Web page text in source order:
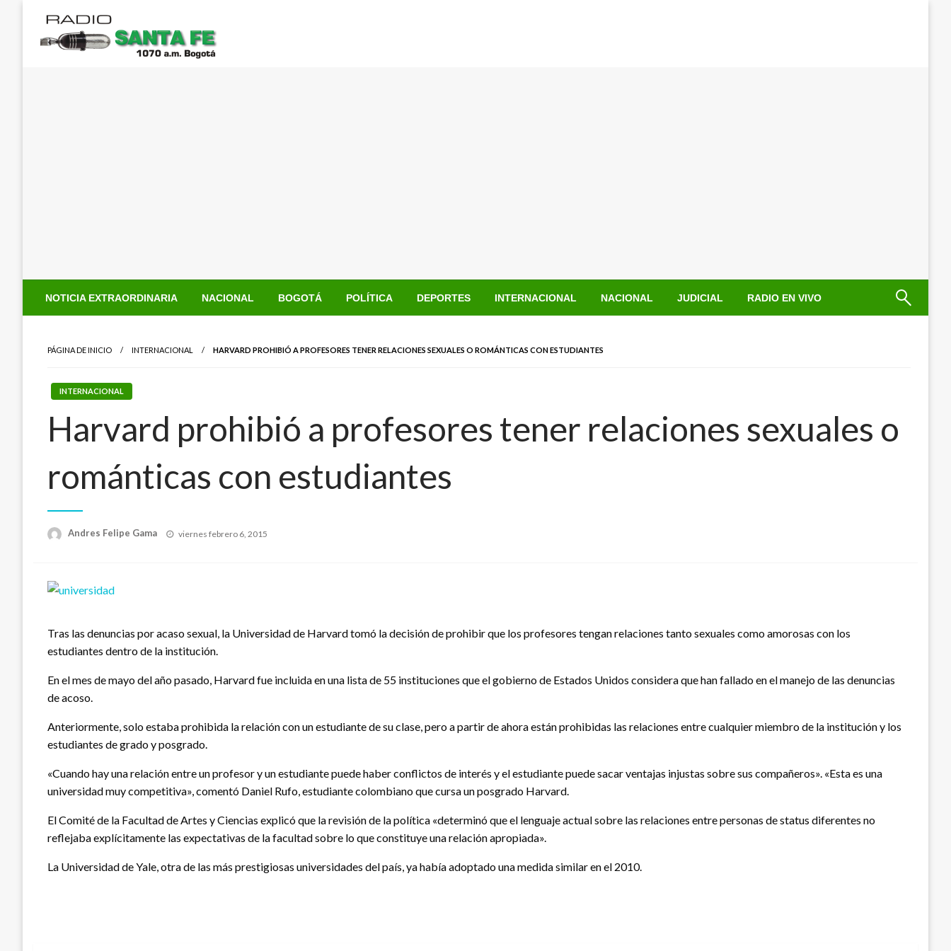
contenido
NOTICIA EXTRAORDINARIA NACIONAL BOGOTÁ POLÍTICA DEPORTES INTERNACIONAL NACIONAL JUDICIAL RADIO EN VIVO
PÁGINA DE INICIO INTERNACIONAL HARVARD PROHIBIÓ A PROFESORES TENER RELACIONES SEXUALES O ROMÁNTICAS CON ESTUDIANTES
INTERNACIONAL
Harvard prohibió a profesores tener relaciones sexuales o
románticas con estudiantes
Andres Felipe Gama
Publicado
viernes febrero 6, 2015
Tras las denuncias por acaso sexual, la Universidad de Harvard tomó la decisión de prohibir que los profesores tengan relaciones tanto sexuales como amorosas con los
estudiantes dentro de la institución.
En el mes de mayo del año pasado, Harvard fue incluida en una lista de 55 instituciones que el gobierno de Estados Unidos considera que han fallado en el manejo de las denuncias
de acoso.
Anteriormente, solo estaba prohibida la relación con un estudiante de su clase, pero a partir de ahora están prohibidas las relaciones entre cualquier miembro de la institución y los
estudiantes de grado y posgrado.
«Cuando hay una relación entre un profesor y un estudiante puede haber conflictos de interés y el estudiante puede sacar ventajas injustas sobre sus compañeros». «Esta es una
universidad muy competitiva», comentó Daniel Rufo, estudiante colombiano que cursa un posgrado Harvard.
El Comité de la Facultad de Artes y Ciencias explicó que la revisión de la política «determinó que el lenguaje actual sobre las relaciones entre personas de status diferentes no
reflejaba explícitamente las expectativas de la facultad sobre lo que constituye una relación apropiada».
La Universidad de Yale, otra de las más prestigiosas universidades del país, ya había adoptado una medida similar en el 2010.